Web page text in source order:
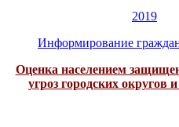
2019
Информирование
Оценка населением
угроз городских